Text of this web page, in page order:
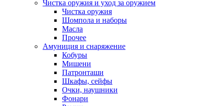
Чистка оружия и уход за оружием
Чистка оружия
Шомпола и наборы
Масла
Прочее
Амуниция и снаряжение
Кобуры
Мишени
Патронташи
Шкафы, сейфы
Очки, наушники
Фонари